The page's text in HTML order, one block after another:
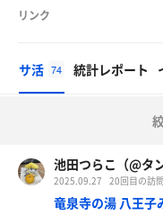
リンク
サ活 74 統計レポート
池田つらこ（@タ
2025.09.27 20回目の訪問
竜泉寺の湯 八王子